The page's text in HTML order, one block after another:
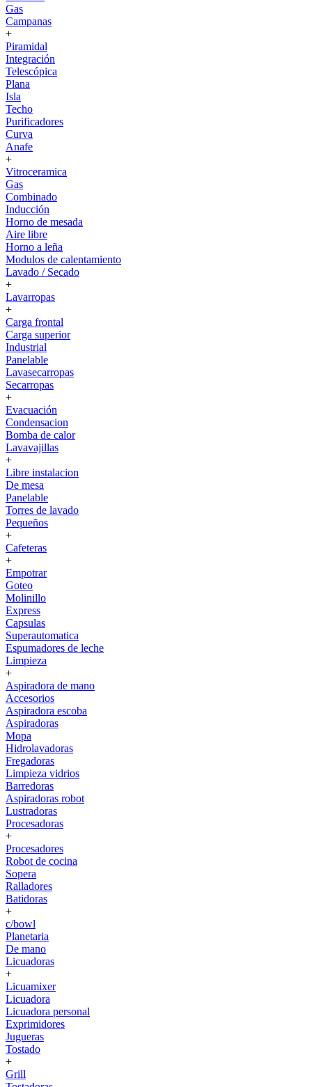
Gas
Campanas
+
Piramidal
Integración
Telescópica
Plana
Isla
Techo
Purificadores
Curva
Anafe
+
Vitroceramica
Gas
Combinado
Inducción
Horno de mesada
Aire libre
Horno a leña
Modulos de calentamiento
Lavado / Secado
+
Lavarropas
+
Carga frontal
Carga superior
Industrial
Panelable
Lavasecarropas
Secarropas
+
Evacuación
Condensacion
Bomba de calor
Lavavajillas
+
Libre instalacion
De mesa
Panelable
Torres de lavado
Pequeños
+
Cafeteras
+
Empotrar
Goteo
Molinillo
Express
Capsulas
Superautomatica
Espumadores de leche
Limpieza
+
Aspiradora de mano
Accesorios
Aspiradora escoba
Aspiradoras
Mopa
Hidrolavadoras
Fregadoras
Limpieza vidrios
Barredoras
Aspiradoras robot
Lustradoras
Procesadoras
+
Procesadores
Robot de cocina
Sopera
Ralladores
Batidoras
+
c/bowl
Planetaria
De mano
Licuadoras
+
Licuamixer
Licuadora
Licuadora personal
Exprimidores
Jugueras
Tostado
+
Grill